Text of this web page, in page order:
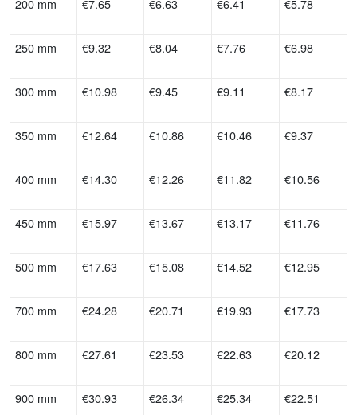
250 mm €9.32 €8.04 €7.76 €6.98
300 mm €10.98 €9.45 €9.11 €8.17
350 mm €12.64 €10.86 €10.46 €9.37
400 mm €14.30 €12.26 €11.82 €10.56
450 mm €15.97 €13.67 €13.17 €11.76
500 mm €17.63 €15.08 €14.52 €12.95
700 mm €24.28 €20.71 €19.93 €17.73
800 mm €27.61 €23.53 €22.63 €20.12
900 mm €30.93 €26.34 €25.34 €22.51